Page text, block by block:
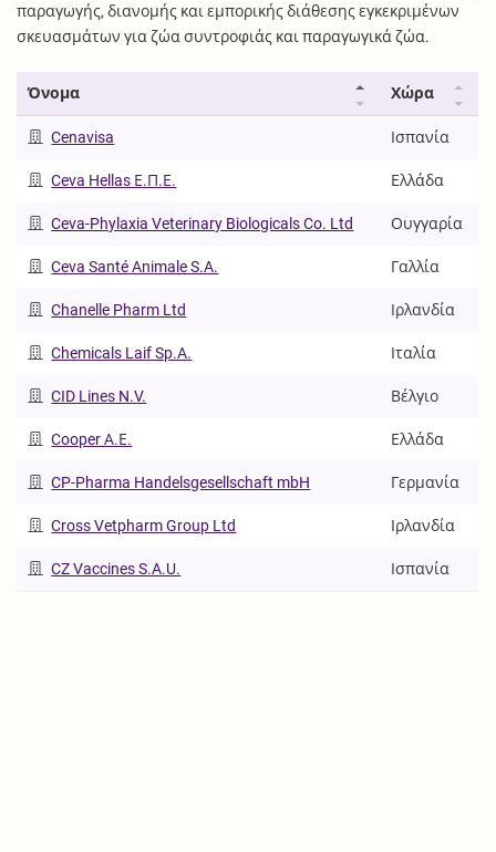
παραγωγής, διανομής και εμπορικής διάθεσης εγκεκριμένων
σκευασμάτων για ζώα συντροφιάς και παραγωγικά ζώα.
Όνομα Χώρα
Cenavisa Ισπανία
Ceva Hellas Ε.Π.Ε. Ελλάδα
Ceva-Phylaxia Veterinary Biologicals Co. Ltd Ουγγαρία
Ceva Santé Animale S.A. Γαλλία
Chanelle Pharm Ltd Ιρλανδία
Chemicals Laif Sp.A. Ιταλία
CID Lines N.V. Βέλγιο
Cooper Α.Ε. Ελλάδα
CP-Pharma Handelsgesellschaft mbH Γερμανία
Cross Vetpharm Group Ltd Ιρλανδία
CZ Vaccines S.A.U. Ισπανία